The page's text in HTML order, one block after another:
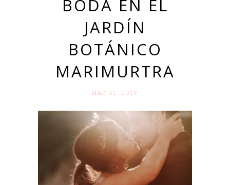
BODA EN EL
JARDÍN
BOTÁNICO
MARIMURTRA
MAR 01. 2018